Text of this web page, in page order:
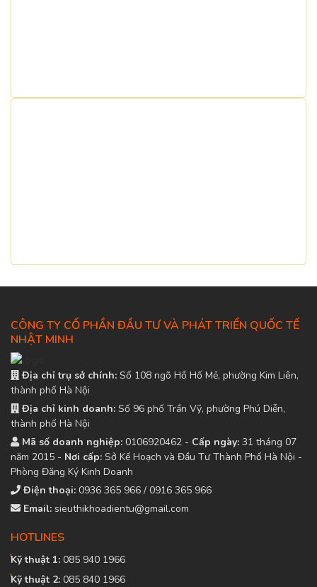
CÔNG TY CỔ PHẦN ĐẦU TƯ VÀ PHÁT TRIỂN QUỐC TẾ
NHẬT MINH
Địa chỉ trụ sở chính: Số 108 ngõ Hồ Hố Mẻ, phường Kim Liên,
thành phố Hà Nội
Địa chỉ kinh doanh: Số 96 phố Trần Vỹ, phường Phú Diễn,
thành phố Hà Nội
Mã số doanh nghiệp: 0106920462 - Cấp ngày: 31 tháng 07
năm 2015 - Nơi cấp: Sở Kế Hoạch và Đầu Tư Thành Phố Hà Nội -
Phòng Đăng Ký Kinh Doanh
Điện thoại: 0936 365 966 / 0916 365 966
Email: sieuthikhoadientu@gmail.com
HOTLINES
Kỹ thuật 1: 085 940 1966
Kỹ thuật 2: 085 840 1966